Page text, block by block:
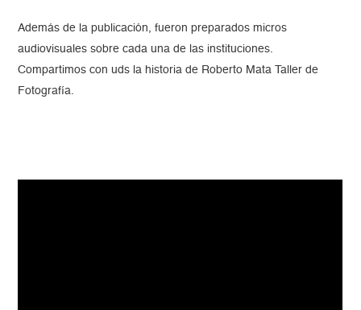
Además de la publicación, fueron preparados micros
audiovisuales sobre cada una de las instituciones.
Compartimos con uds la historia de Roberto Mata Taller de
Fotografía.